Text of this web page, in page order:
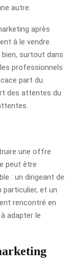
autre.
après
à le vendre.
surtout dans
professionnels
part du
des attentes du
une offre
peut être
: un dirigeant de
particulier, et un
rencontré en
adapter le